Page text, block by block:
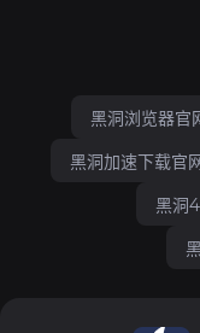
黑洞浏览器官
黑洞加速下载官
黑洞